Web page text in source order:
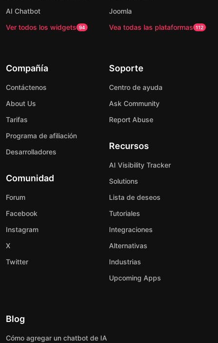
AI Chatbot
Ver todos los widgets 94
Joomla
Vea todas las plataformas 112
Compañía
Contáctenos
About Us
Tarifas
Programa de afiliación
Desarrolladores
Comunidad
Forum
Facebook
Instagram
X
Twitter
Soporte
Centro de ayuda
Ask Community
Report Abuse
Recursos
AI Visibility Tracker
Solutions
Lista de deseos
Tutoriales
Integraciones
Alternativas
Industrias
Upcoming Apps
Blog
Cómo agregar un chatbot de IA